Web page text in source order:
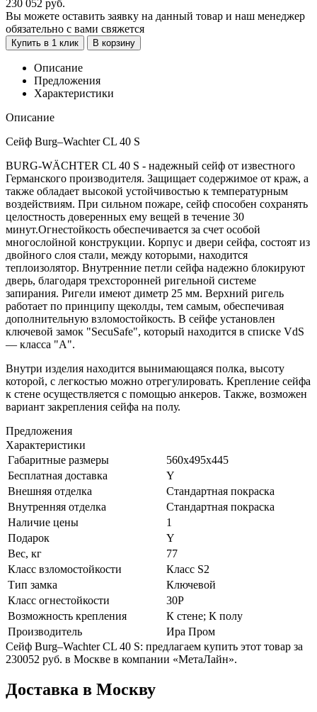
230 052 руб.
Вы можете оставить заявку на данный товар и наш менеджер
обязательно с вами свяжется
Купить в 1 клик В корзину
Описание
Предложения
Характеристики
Описание
Сейф Burg–Wachter CL 40 S
BURG-WÄCHTER CL 40 S - надежный сейф от известного
Германского производителя. Защищает содержимое от краж, а
также обладает высокой устойчивостью к температурным
воздействиям. При сильном пожаре, сейф способен сохранять
целостность доверенных ему вещей в течение 30
минут.Огнестойкость обеспечивается за счет особой
многослойной конструкции. Корпус и двери сейфа, состоят из
двойного слоя стали, между которыми, находится
теплоизолятор. Внутренние петли сейфа надежно блокируют
дверь, благодаря трехсторонней ригельной системе
запирания. Ригели имеют диметр 25 мм. Верхний ригель
работает по принципу щеколды, тем самым, обеспечивая
дополнительную взломостойкость. В сейфе установлен
ключевой замок "SecuSafe", который находится в списке VdS
— класса "A".
Внутри изделия находится вынимающаяся полка, высоту
которой, с легкостью можно отрегулировать. Крепление сейфа
к стене осуществляется с помощью анкеров. Также, возможен
вариант закрепления сейфа на полу.
Предложения
Характеристики
Габаритные размеры
560x495x445
Бесплатная доставка
Y
Внешняя отделка
Стандартная покраска
Внутренняя отделка
Стандартная покраска
Наличие цены
1
Подарок
Y
Вес, кг
77
Класс взломостойкости
Класс S2
Тип замка
Ключевой
Класс огнестойкости
30P
Возможность крепления
К стене; К полу
Производитель
Ира Пром
Сейф Burg–Wachter CL 40 S: предлагаем купить этот товар за
230052 руб. в Москве в компании «МетаЛайн».
Доставка в Москву